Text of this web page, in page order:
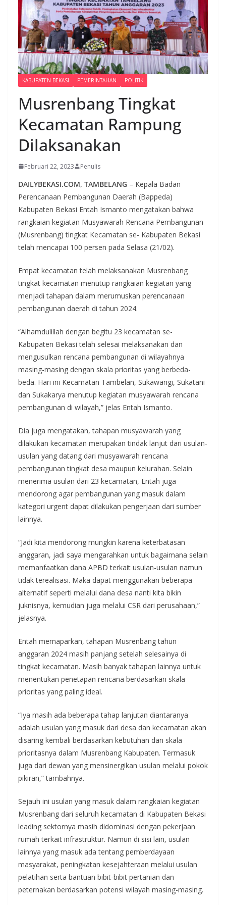
KABUPATEN BEKASI PEMERINTAHAN POLITIK
Musrenbang Tingkat
Kecamatan Rampung
Dilaksanakan
Februari 22, 2023 Penulis
DAILYBEKASI.COM, TAMBELANG – Kepala Badan
Perencanaan Pembangunan Daerah (Bappeda)
Kabupaten Bekasi Entah Ismanto mengatakan bahwa
rangkaian kegiatan Musyawarah Rencana Pembangunan
(Musrenbang) tingkat Kecamatan se- Kabupaten Bekasi
telah mencapai 100 persen pada Selasa (21/02).
Empat kecamatan telah melaksanakan Musrenbang
tingkat kecamatan menutup rangkaian kegiatan yang
menjadi tahapan dalam merumuskan perencanaan
pembangunan daerah di tahun 2024.
“Alhamdulillah dengan begitu 23 kecamatan se-
Kabupaten Bekasi telah selesai melaksanakan dan
mengusulkan rencana pembangunan di wilayahnya
masing-masing dengan skala prioritas yang berbeda-
beda. Hari ini Kecamatan Tambelan, Sukawangi, Sukatani
dan Sukakarya menutup kegiatan musyawarah rencana
pembangunan di wilayah,” jelas Entah Ismanto.
Dia juga mengatakan, tahapan musyawarah yang
dilakukan kecamatan merupakan tindak lanjut dari usulan-
usulan yang datang dari musyawarah rencana
pembangunan tingkat desa maupun kelurahan. Selain
menerima usulan dari 23 kecamatan, Entah juga
mendorong agar pembangunan yang masuk dalam
kategori urgent dapat dilakukan pengerjaan dari sumber
lainnya.
“Jadi kita mendorong mungkin karena keterbatasan
anggaran, jadi saya mengarahkan untuk bagaimana selain
memanfaatkan dana APBD terkait usulan-usulan namun
tidak terealisasi. Maka dapat menggunakan beberapa
alternatif seperti melalui dana desa nanti kita bikin
juknisnya, kemudian juga melalui CSR dari perusahaan,”
jelasnya.
Entah memaparkan, tahapan Musrenbang tahun
anggaran 2024 masih panjang setelah selesainya di
tingkat kecamatan. Masih banyak tahapan lainnya untuk
menentukan penetapan rencana berdasarkan skala
prioritas yang paling ideal.
“Iya masih ada beberapa tahap lanjutan diantaranya
adalah usulan yang masuk dari desa dan kecamatan akan
disaring kembali berdasarkan kebutuhan dan skala
prioritasnya dalam Musrenbang Kabupaten. Termasuk
juga dari dewan yang mensinergikan usulan melalui pokok
pikiran,” tambahnya.
Sejauh ini usulan yang masuk dalam rangkaian kegiatan
Musrenbang dari seluruh kecamatan di Kabupaten Bekasi
leading sektornya masih didominasi dengan pekerjaan
rumah terkait infrastruktur. Namun di sisi lain, usulan
lainnya yang masuk ada tentang pemberdayaan
masyarakat, peningkatan kesejahteraan melalui usulan
pelatihan serta bantuan bibit-bibit pertanian dan
peternakan berdasarkan potensi wilayah masing-masing.